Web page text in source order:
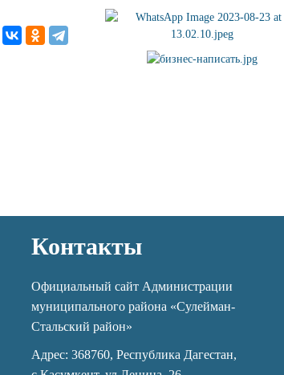
Контакты
Официальный сайт Администрации
муниципального района «Сулейман-
Стальский район»
Адрес: 368760, Республика Дагестан,